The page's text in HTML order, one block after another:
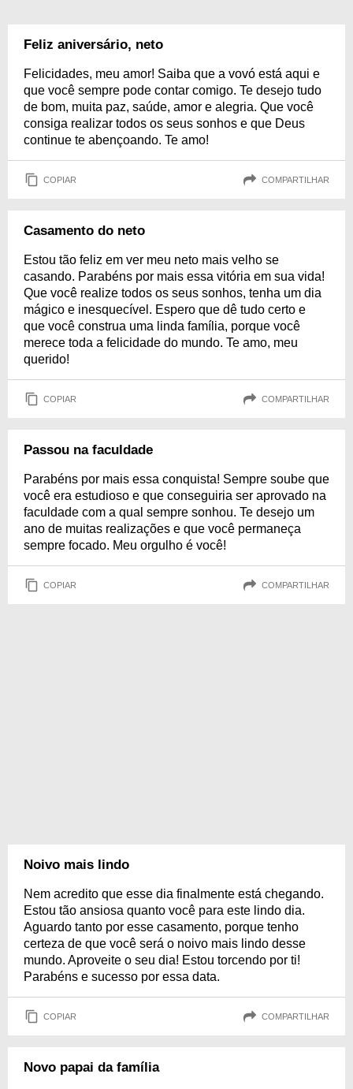
Feliz aniversário, neto
Felicidades, meu amor! Saiba que a vovó está aqui e
que você sempre pode contar comigo. Te desejo tudo
de bom, muita paz, saúde, amor e alegria. Que você
consiga realizar todos os seus sonhos e que Deus
continue te abençoando. Te amo!
COPIAR COMPARTILHAR
Casamento do neto
Estou tão feliz em ver meu neto mais velho se
casando. Parabéns por mais essa vitória em sua vida!
Que você realize todos os seus sonhos, tenha um dia
mágico e inesquecível. Espero que dê tudo certo e
que você construa uma linda família, porque você
merece toda a felicidade do mundo. Te amo, meu
querido!
COPIAR COMPARTILHAR
Passou na faculdade
Parabéns por mais essa conquista! Sempre soube que
você era estudioso e que conseguiria ser aprovado na
faculdade com a qual sempre sonhou. Te desejo um
ano de muitas realizações e que você permaneça
sempre focado. Meu orgulho é você!
COPIAR COMPARTILHAR
Noivo mais lindo
Nem acredito que esse dia finalmente está chegando.
Estou tão ansiosa quanto você para este lindo dia.
Aguardo tanto por esse casamento, porque tenho
certeza de que você será o noivo mais lindo desse
mundo. Aproveite o seu dia! Estou torcendo por ti!
Parabéns e sucesso por essa data.
COPIAR COMPARTILHAR
Novo papai da família